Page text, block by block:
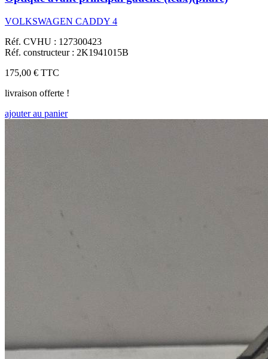
VOLKSWAGEN CADDY 4
Réf. CVHU : 127300423
Réf. constructeur : 2K1941015B
175,00 € TTC
livraison offerte !
ajouter au panier